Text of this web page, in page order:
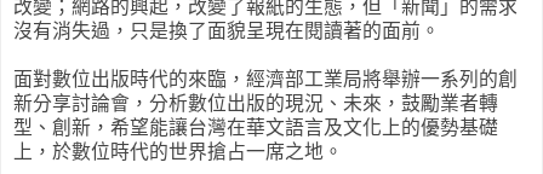
改變；網路的興起，改變了報紙的生態，但「新聞」的需求
沒有消失過，只是換了面貌呈現在閱讀著的面前。
面對數位出版時代的來臨，經濟部工業局將舉辦一系列的創
新分享討論會，分析數位出版的現況、未來，鼓勵業者轉
型、創新，希望能讓台灣在華文語言及文化上的優勢基礎
上，於數位時代的世界搶占一席之地。